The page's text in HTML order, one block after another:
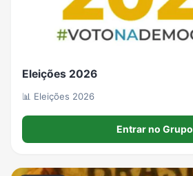
Eleições 2026
📊 Eleições 2026
Entrar no Grupo